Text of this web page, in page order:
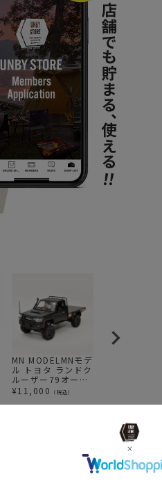
MN MODELMNモデ
ル トヨタ ランドク
ルーザー79オーバ
ランド仕様 1/12
アウトドアラジコ
ン
¥11,000 （税込）
XB233 ブラッ